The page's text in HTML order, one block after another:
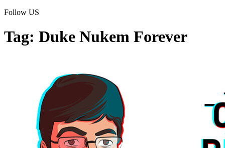
Follow US
Tag: Duke Nukem Forever